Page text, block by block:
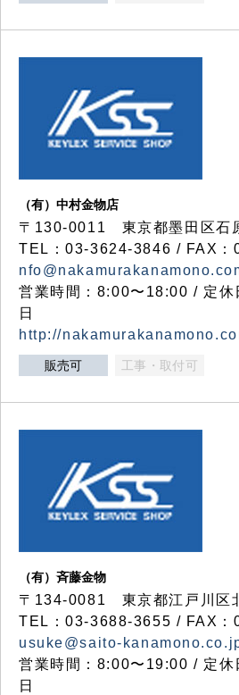
（有）中村金物店
〒130-0011 東京都墨田区石
TEL：03-3624-3846 / FAX
営業時間：8:00〜18:00 / 定休
日
http://
販売可 工事・取付可
（有）斉藤金物
〒134-0081 東京都江戸川区
TEL：03-3688-3655 / FAX
usuke@saito-
営業時間：8:00〜19:00 / 定休
日